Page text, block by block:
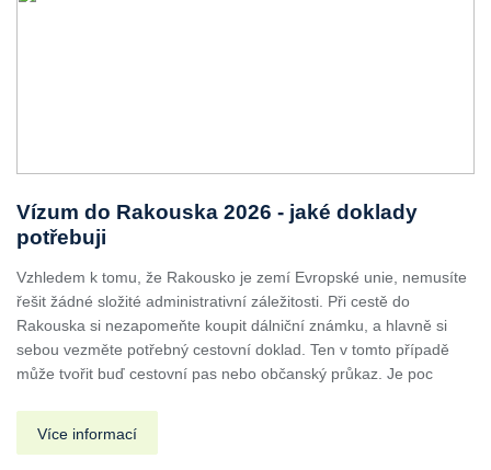
Vízum do Rakouska 2026 - jaké doklady
potřebuji
Vzhledem k tomu, že Rakousko je zemí Evropské unie, nemusíte
řešit žádné složité administrativní záležitosti. Při cestě do
Rakouska si nezapomeňte koupit dálniční známku, a hlavně si
sebou vezměte potřebný cestovní doklad. Ten v tomto případě
může tvořit buď cestovní pas nebo občanský průkaz. Je poc
Více informací